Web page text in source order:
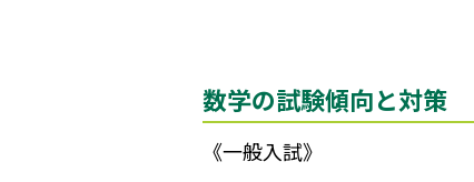
数学の試験傾向と対策
《一般入試》